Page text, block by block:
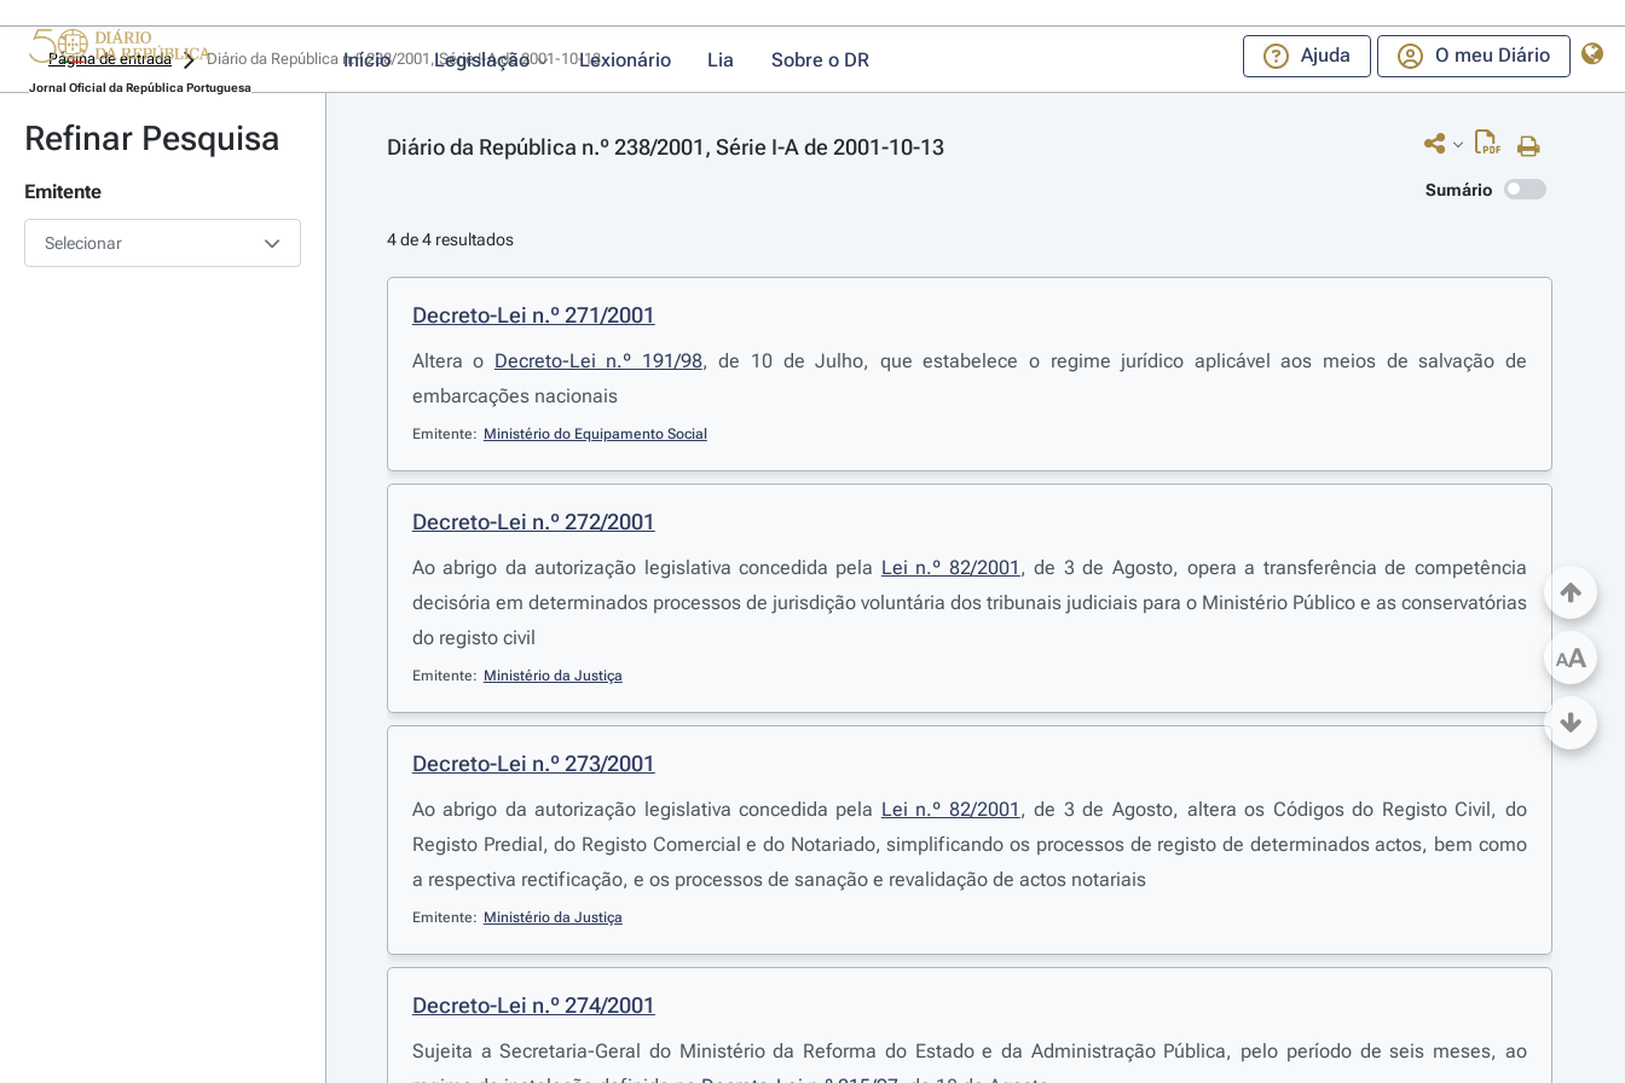
Jornal Oficial da República Portuguesa
Início Legislação Lexionário Lia Sobre o DR Ajuda O meu Diário
Página de entrada Diário da República n.º 238/2001, Série I-A de 2001-10-13
Refinar Pesquisa
Emitente
Selecionar
Diário da República n.º 238/2001, Série I-A de 2001-10-13
Sumário
4 de 4 resultados
Decreto-Lei n.º 271/2001
Altera o Decreto-Lei n.º 191/98, de 10 de Julho, que estabelece o regime jurídico aplicável aos meios de salvação de
embarcações nacionais
Emitente: Ministério do Equipamento Social
Decreto-Lei n.º 272/2001
Ao abrigo da autorização legislativa concedida pela Lei n.º 82/2001 , de 3 de Agosto, opera a transferência de competência
decisória em determinados processos de jurisdição voluntária dos tribunais judiciais para o Ministério Público e as conservatórias
do registo civil
Emitente: Ministério da Justiça
Decreto-Lei n.º 273/2001
Ao abrigo da autorização legislativa concedida pela Lei n.º 82/2001 , de 3 de Agosto, altera os Códigos do Registo Civil, do
Registo Predial, do Registo Comercial e do Notariado, simplificando os processos de registo de determinados actos, bem como
a respectiva rectificação, e os processos de sanação e revalidação de actos notariais
Emitente: Ministério da Justiça
Decreto-Lei n.º 274/2001
Sujeita a Secretaria-Geral do Ministério da Reforma do Estado e da Administração Pública, pelo período de seis meses, ao
AA